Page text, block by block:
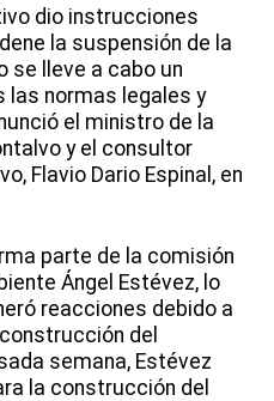
dio instrucciones
la suspensión de la
lleve a cabo un
las normas legales y
el ministro de la
y el consultor
Flavio Dario Espinal, en
parte de la comisión
Ángel Estévez, lo
reacciones debido a
del
semana, Estévez
la construcción del